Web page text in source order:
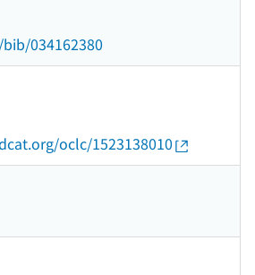
034162380
oclc/1523138010